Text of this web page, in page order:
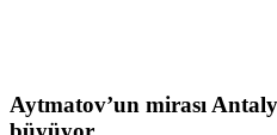
Aytmatov’un mirası